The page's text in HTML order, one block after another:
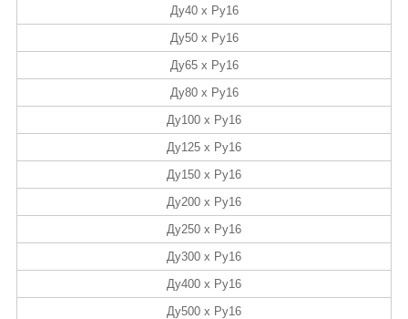
Ду40 х Ру16
Ду50 х Ру16
Ду65 х Ру16
Ду80 х Ру16
Ду100 х Ру16
Ду125 х Ру16
Ду150 х Ру16
Ду200 х Ру16
Ду250 х Ру16
Ду300 х Ру16
Ду400 х Ру16
Ду500 х Ру16